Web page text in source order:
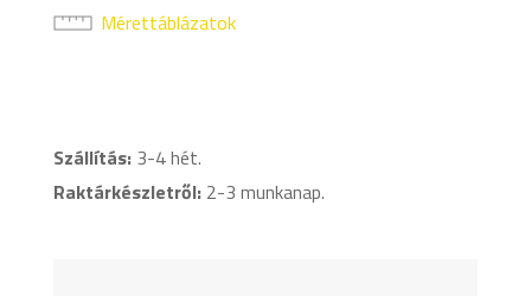
RövidujjúMérettáblázatok
Szállítás:3-4 hét.
Raktárkészletről:2-3 munkanap.